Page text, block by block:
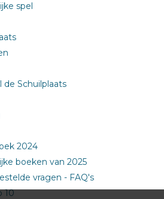
spel
de Schuilplaats
2024
boeken van 2025
vragen - FAQ's
10